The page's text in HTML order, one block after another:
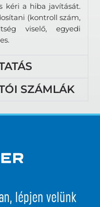
kéri a hiba javítását.
(kontroll szám,
viselő, egyedi
SZÁMLÁK
lépjen velünk